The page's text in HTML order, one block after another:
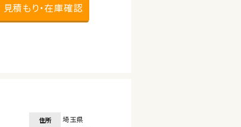
見積もり・在庫確認
住所 埼玉県